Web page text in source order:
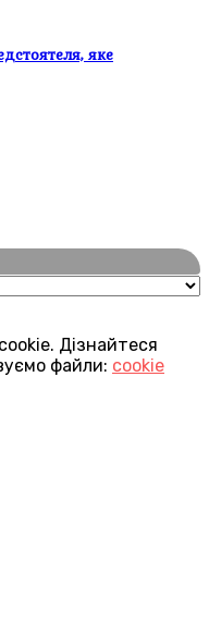
яке
Дізнайтеся
файли: cookie